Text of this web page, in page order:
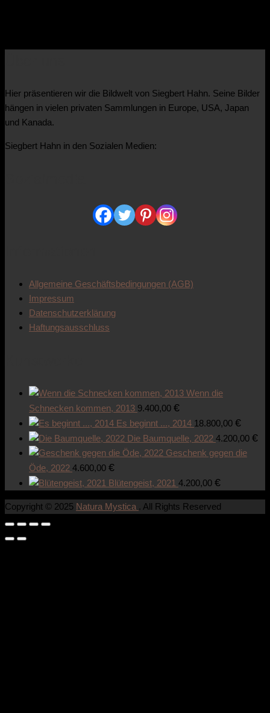
Hier präsentieren wir die Bildwelt von Siegbert Hahn. Seine Bilder
hängen in vielen privaten Sammlungen in Europe, USA, Japan
und Kanada.
Siegbert Hahn in den Sozialen Medien:
Allgemeine Geschäftsbedingungen (AGB)
Impressum
Datenschutzerklärung
Haftungsausschluss
Wenn die
Schnecken kommen, 2013 9.400,00 €
Es beginnt ..., 2014 18.800,00 €
Die Baumquelle, 2022 4.200,00 €
Geschenk gegen die
Öde, 2022 4.600,00 €
Blütengeist, 2021 4.200,00 €
Copyright © 2025 Natura Mystica . All Rights Reserved